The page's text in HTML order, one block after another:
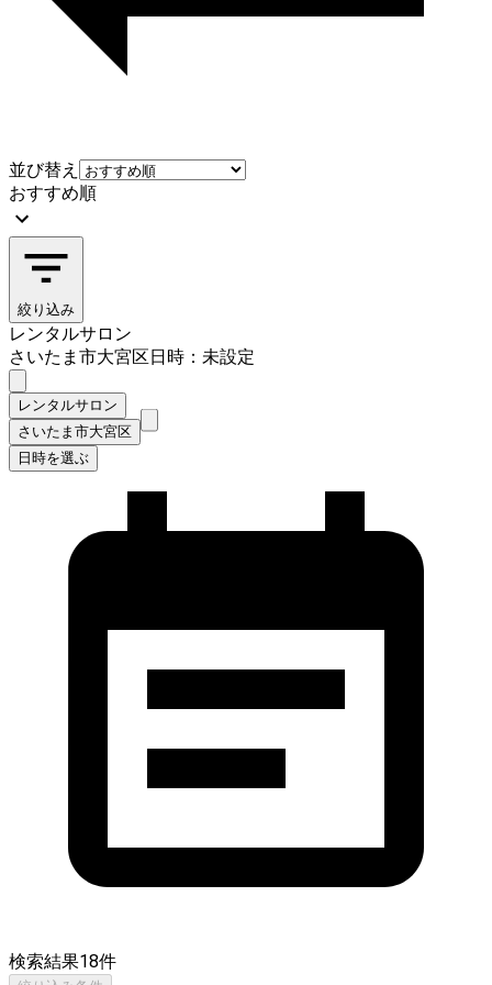
並び替え
おすすめ順
絞り込み
レンタルサロン
さいたま市大宮区日時：未設定
レンタルサロン
さいたま市大宮区
日時を選ぶ
検索結果18件